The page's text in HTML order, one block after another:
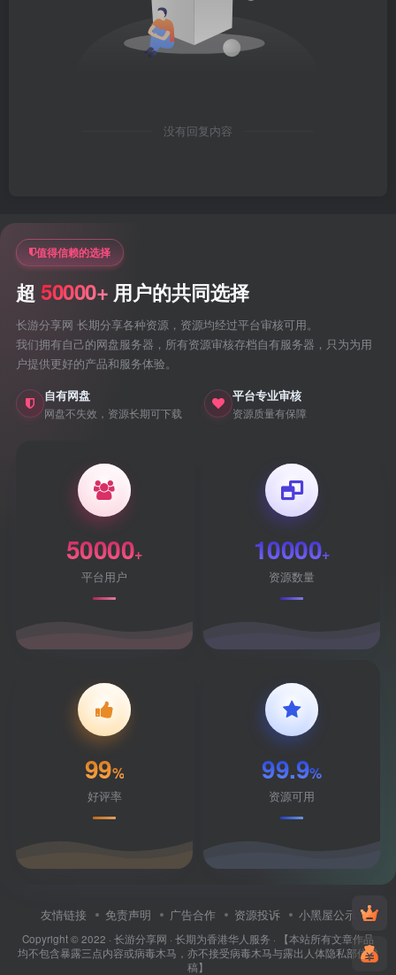
没有回复内容
值得信赖的选择
超 50000+ 用户的共同选择
长游分享网 长期分享各种资源，资源均经过平台审核可用。
我们拥有自己的网盘服务器，所有资源审核存档自有服务器，只为为用
户提供更好的产品和服务体验。
自有网盘
网盘不失效，资源长期可下载
平台专业审核
资源质量有保障
50000+
平台用户
10000+
资源数量
99%
好评率
99.9%
资源可用
友情链接 免责声明 广告合作 资源投诉 小黑屋公示
Copyright © 2022 · 长游分享网 · 长期为香港华人服务 · 【本站所有文章作品
均不包含暴露三点内容或病毒木马，亦不接受病毒木马与露出人体隐私部位投
稿】